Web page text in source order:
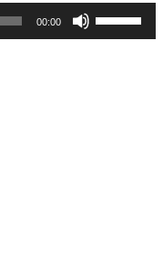
00:00
les
flèches